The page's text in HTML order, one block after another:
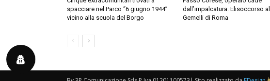
spacciare nel Parco “6 giugno 1944”
vicino alla scuola del Borgo
dall’impalcatura. Elisoccorso al
Gemelli di Roma